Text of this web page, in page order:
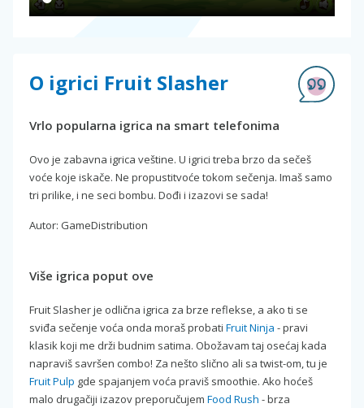
O igrici Fruit Slasher
Vrlo popularna igrica na smart telefonima
Ovo je zabavna igrica veštine. U igrici treba brzo da sečeš
voće koje iskače. Ne propustitvoće tokom sečenja. Imaš samo
tri prilike, i ne seci bombu. Dođi i izazovi se sada!
Autor: GameDistribution
Više igrica poput ove
Fruit Slasher je odlična igrica za brze reflekse, a ako ti se
sviđa sečenje voća onda moraš probati Fruit Ninja - pravi
klasik koji me drži budnim satima. Obožavam taj osećaj kada
napraviš savršen combo! Za nešto slično ali sa twist-om, tu je
Fruit Pulp gde spajanjem voća praviš smoothie. Ako hoćeš
malo drugačiji izazov preporučujem Food Rush - brza